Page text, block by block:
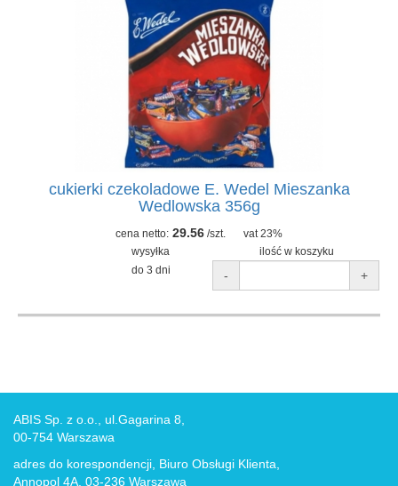
cukierki czekoladowe E. Wedel Mieszanka
Wedlowska 356g
cena netto: 29.56 /szt.
vat 23%
wysyłka
ilość w koszyku
do 3 dni
- +
ABIS Sp. z o.o., ul.Gagarina 8,
00-754 Warszawa
adres do korespondencji, Biuro Obsługi Klienta,
Annopol 4A, 03-236 Warszawa